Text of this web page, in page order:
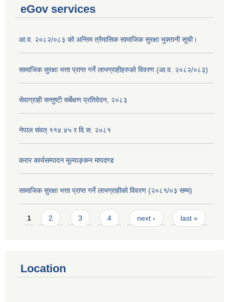
eGov services
आ.व. २०८२/०८३ को अन्तिम त्रैमासिक सामाजिक सुरक्षा भुक्तानी सूची।
सामाजिक सुरक्षा भत्ता प्राप्त गर्ने लाभग्राहीहरुको विवरण (आ.व. २०८२/०८३)
सेवाग्राही सन्तुष्टी सर्बेक्षण प्रतिवेदन, २०८३
नेपाल संवत् ११४.४५ र वि.स. २०८१
करार कार्यसम्पादन मूल्याङ्कन मापदण्ड
सामाजिक सुरक्षा भत्ता प्राप्त गर्ने लाभग्राहीको विवरण (२०८१/०३ सम्म)
Pages
1 2 3 4 next › last »
Location